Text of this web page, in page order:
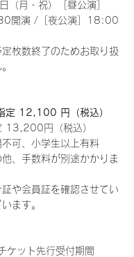
月・祝）［昼公演］
開演 /［夜公演］18:00
枚数終了のためお取り扱
定 12,100 円（税込）
13,200円（税込）
可、小学生以上有料
、手数料が別途かかりま
や会員証を確認させてい
ます。
ケット先行受付期間